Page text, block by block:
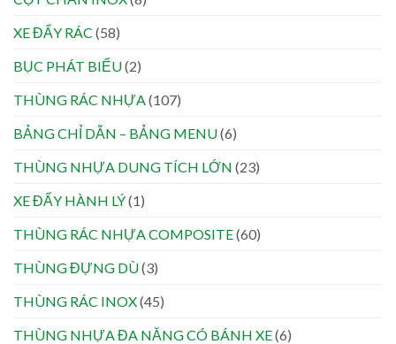
XE ĐẨY RÁC (58)
BỤC PHÁT BIỂU(2)
THÙNG RÁC NHỰA(107)
BẢNG CHỈ DẪN – BẢNG MENU(6)
THÙNG NHỰA DUNG TÍCH LỚN (23)
XE ĐẨY HÀNH LÝ(1)
THÙNG RÁC NHỰA COMPOSITE(60)
THÙNG ĐỰNG DÙ(3)
THÙNG RÁC INOX(45)
THÙNG NHỰA ĐA NĂNG CÓ BÁNH XE(6)